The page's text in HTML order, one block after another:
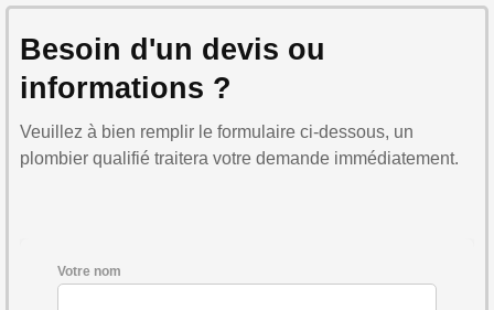
Besoin d'un devis ou
informations ?
Veuillez à bien remplir le formulaire ci-dessous, un
plombier qualifié traitera votre demande immédiatement.
Votre nom